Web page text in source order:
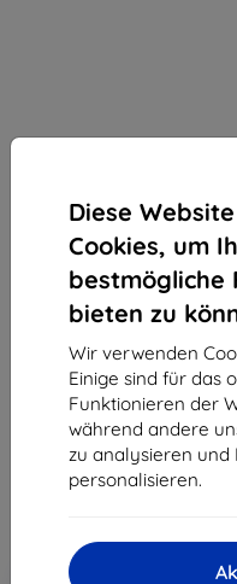
Diese
Cookies, um
bestmögliche
bieten zu
Wir verwenden
Einige sind für das
Funktionieren der
während andere
zu analysieren und
personalisieren.
3mk ARC+
Geeignet für: Realme GT
11,90 €
10,71 €
Rabatt mit